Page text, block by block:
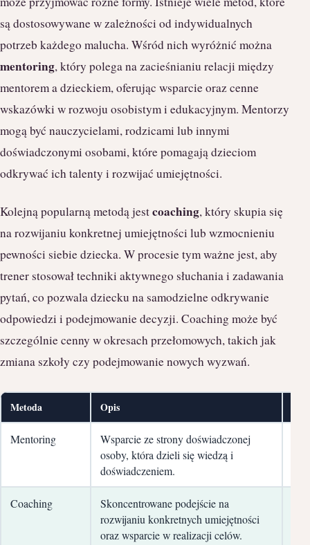
są dostosowywane w zależności od indywidualnych
potrzeb każdego malucha. Wśród nich wyróżnić można
mentoring, który polega na zacieśnianiu relacji między
mentorem a dzieckiem, oferując wsparcie oraz cenne
wskazówki w rozwoju osobistym i edukacyjnym. Mentorzy
mogą być nauczycielami, rodzicami lub innymi
doświadczonymi osobami, które pomagają dzieciom
odkrywać ich talenty i rozwijać umiejętności.
Kolejną popularną metodą jestcoaching, który skupia się
na rozwijaniu konkretnej umiejętności lub wzmocnieniu
pewności siebie dziecka. W procesie tym ważne jest, aby
trener stosował techniki aktywnego słuchania i zadawania
pytań, co pozwala dziecku na samodzielne odkrywanie
odpowiedzi i podejmowanie decyzji. Coaching może być
szczególnie cenny w okresach przełomowych, takich jak
zmiana szkoły czy podejmowanie nowych wyzwań.
Metoda Opis
Mentoring
Wsparcie ze strony doświadczonej
osoby, która dzieli się wiedzą i
doświadczeniem.
Coaching
Skoncentrowane podejście na
rozwijaniu konkretnych umiejętności
oraz wsparcie w realizacji celów.